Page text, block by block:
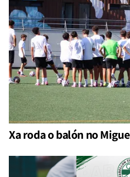
Xa roda o balón no